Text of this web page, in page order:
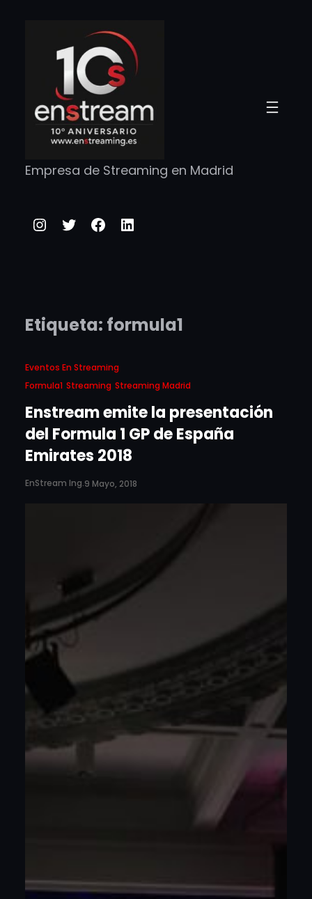
contenido
Empresa de Streaming en Madrid
Instagram
TwitterFacebook
LinkedIn
Etiqueta: formula1
Eventos En Streaming
Formula1 Streaming Streaming Madrid
Enstream emite la presentación
del Formula 1 GP de España
Emirates 2018
EnStream Ing.9 Mayo, 2018